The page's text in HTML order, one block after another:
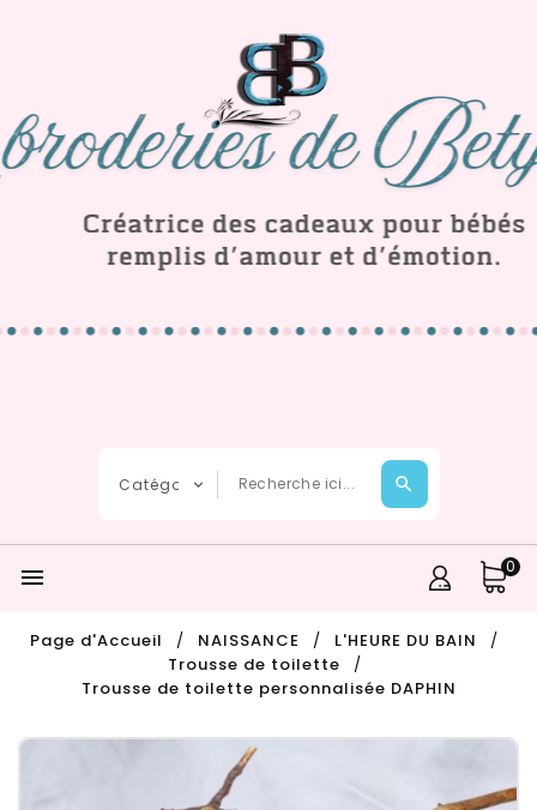
 0
Page d'Accueil NAISSANCE
L'HEURE DU BAIN
Trousse de toilette
Trousse de toilette personnalisée DAPHIN